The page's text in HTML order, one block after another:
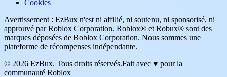
Cookies
Avertissement : EzBux n'est ni affilié, ni soutenu, ni sponsorisé, ni
approuvé par Roblox Corporation. Roblox® et Robux® sont des
marques déposées de Roblox Corporation. Nous sommes une
plateforme de récompenses indépendante.
© 2026 EzBux. Tous droits réservés.Fait avec ♥ pour la
communauté Roblox